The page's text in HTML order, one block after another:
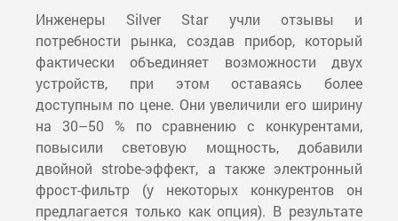
Инженеры Silver Star учли отзывы и
потребности рынка, создав прибор, который
фактически объединяет возможности двух
устройств, при этом оставаясь более
доступным по цене. Они увеличили его ширину
на 30–50 % по сравнению с конкурентами,
повысили световую мощность, добавили
двойной strobe-эффект, а также электронный
фрост-фильтр (у некоторых конкурентов он
предлагается только как опция). В результате